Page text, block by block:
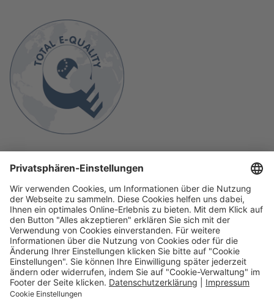
Immer auf dem
Laufenden
Hauptversammlung
Finanzkalender
Ihr direkter Weg zu
uns
Kontakt